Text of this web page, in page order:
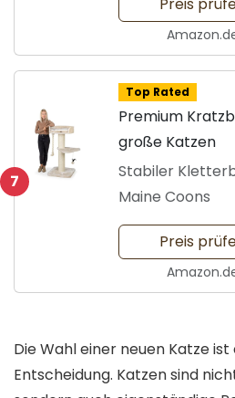
7
Top Rated
Premium
große Katzen
Stabiler
Maine Coons
Preis
Die Wahl einer neuen Katze
Entscheidung. Katzen sind